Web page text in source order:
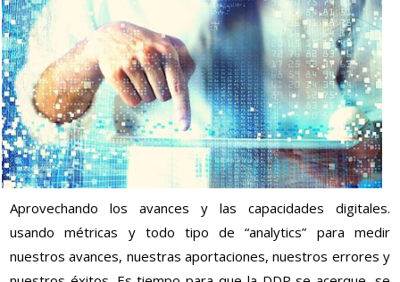
Aprovechando los avances y las capacidades digitales.
usando métricas y todo tipo de “analytics” para medir
nuestros avances, nuestras aportaciones, nuestros errores y